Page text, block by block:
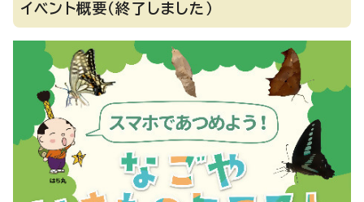
イベント概要（終了しました）